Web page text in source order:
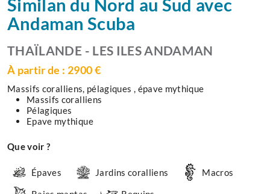
Similan du Nord au Sud avec
Andaman Scuba
THAÏLANDE - LES ILES ANDAMAN
À partir de : 2900 €
Massifs coralliens, pélagiques , épave mythique
Massifs coralliens
Pélagiques
Epave mythique
Que voir ?
Épaves Jardins coralliens
Macros